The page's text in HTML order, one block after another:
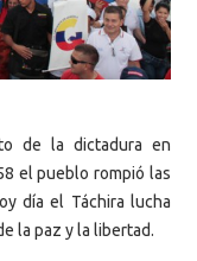
de la dictadura en
el pueblo rompió las
día el Táchira lucha
la paz y la libertad.